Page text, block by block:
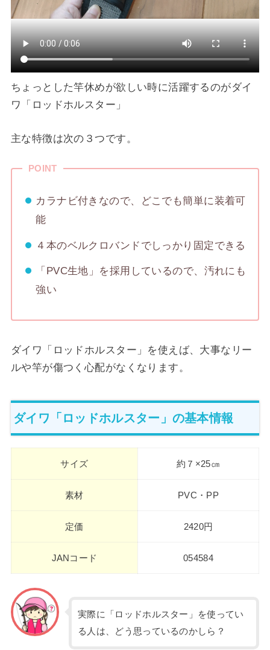
ちょっとした竿休めが欲しい時に活躍するのがダイ
ワ「ロッドホルスター」
主な特徴は次の３つです。
POINT
カラナビ付きなので、どこでも簡単に装着可
能
４本のベルクロバンドでしっかり固定できる
「PVC生地」を採用しているので、汚れにも
強い
ダイワ「ロッドホルスター」を使えば、大事なリー
ルや竿が傷つく心配がなくなります。
ダイワ「ロッドホルスター」の基本情報
サイズ 約７×25㎝
素材 PVC・PP
定価 2420円
JANコード 054584
実際に「ロッドホルスター」を使ってい
る人は、どう思っているのかしら？